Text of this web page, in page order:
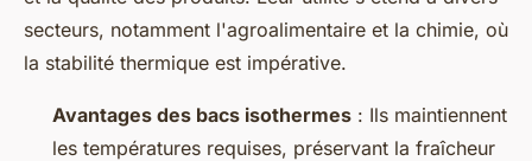
secteurs, notamment l'agroalimentaire et la chimie, où
la stabilité thermique est impérative.
Avantages des bacs isothermes : Ils maintiennent
les températures requises, préservant la fraîcheur